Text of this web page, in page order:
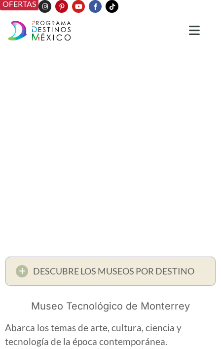
OFERTAS
DESCUBRE LOS MUSEOS POR DESTINO
Museo Tecnológico de Monterrey
Abarca los temas de arte, cultura, ciencia y
tecnología de la época contemporánea.